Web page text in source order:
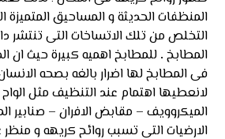
المنظفات الحديثة و المساحيق
التخلص من تلك الاتساخات التى تنتشر
المطابخ . للمطابخ اهميه كبيرة حيث ان
فى المطابخ لها اضرار بالغه بصحه
لانعطيها اهتمام عند التنظيف مثل
الميكروويف – مقابض الافران – صنابير
الارضيات التى تسبب روائح كريهه و